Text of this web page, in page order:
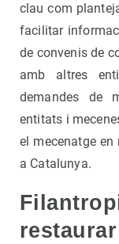
clau com
facilitar
de convenis de
amb altres
demandes de
entitats i
el mecenatge
a Catalunya.